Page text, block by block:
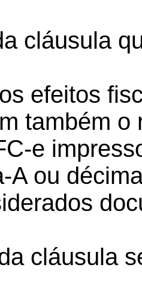
cláusula
efeitos
também
e
A ou
cláusula